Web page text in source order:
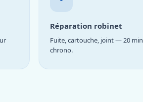
Réparation robinet
Fuite, cartouche, joint — 20 min
chrono.